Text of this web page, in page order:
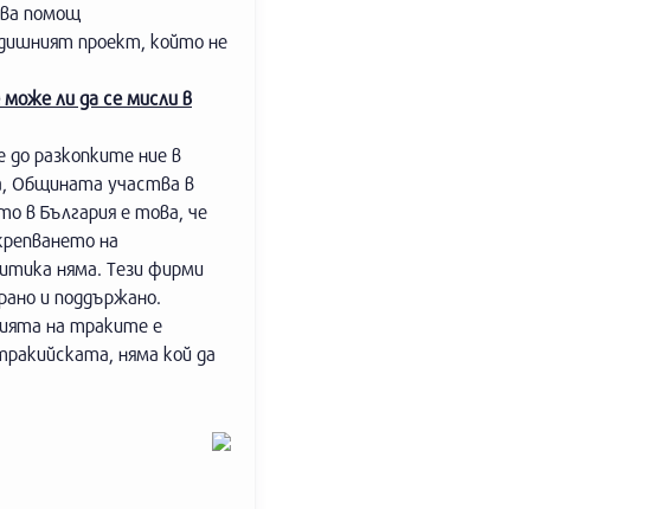
помощ
проект, който не
ли да се мисли в
разкопките ние в
Общината участва в
в България е това, че
на
няма. Тези фирми
и поддържано.
на траките е
няма кой да